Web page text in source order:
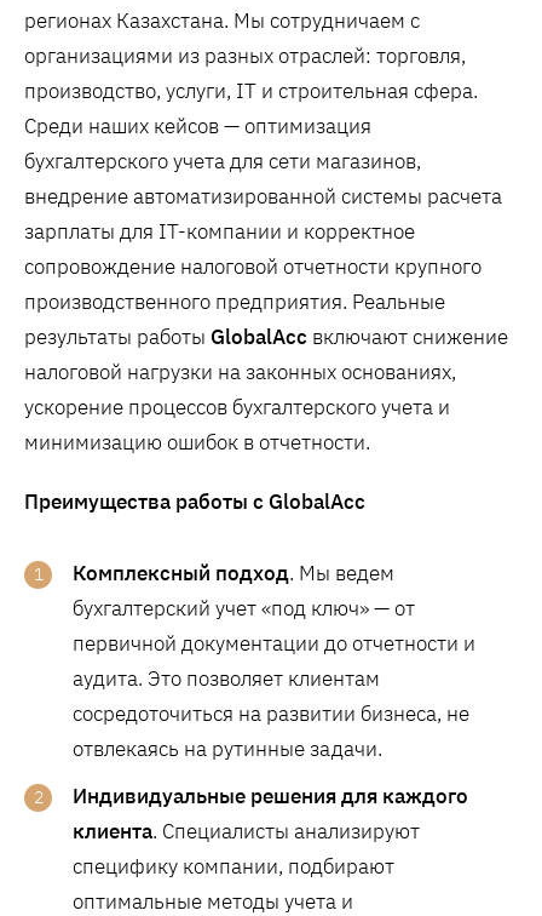
регионах Казахстана. Мы сотрудничаем с
организациями из разных отраслей: торговля,
производство, услуги, IT и строительная сфера.
Среди наших кейсов — оптимизация
бухгалтерского учета для сети магазинов,
внедрение автоматизированной системы расчета
зарплаты для IT-компании и корректное
сопровождение налоговой отчетности крупного
производственного предприятия. Реальные
результаты работы GlobalAcc включают снижение
налоговой нагрузки на законных основаниях,
ускорение процессов бухгалтерского учета и
минимизацию ошибок в отчетности.
Преимущества работы с GlobalAcc
Комплексный подход. Мы ведем
бухгалтерский учет «под ключ» — от
первичной документации до отчетности и
аудита. Это позволяет клиентам
сосредоточиться на развитии бизнеса, не
отвлекаясь на рутинные задачи.
Индивидуальные решения для каждого
клиента. Специалисты анализируют
специфику компании, подбирают
оптимальные методы учета и